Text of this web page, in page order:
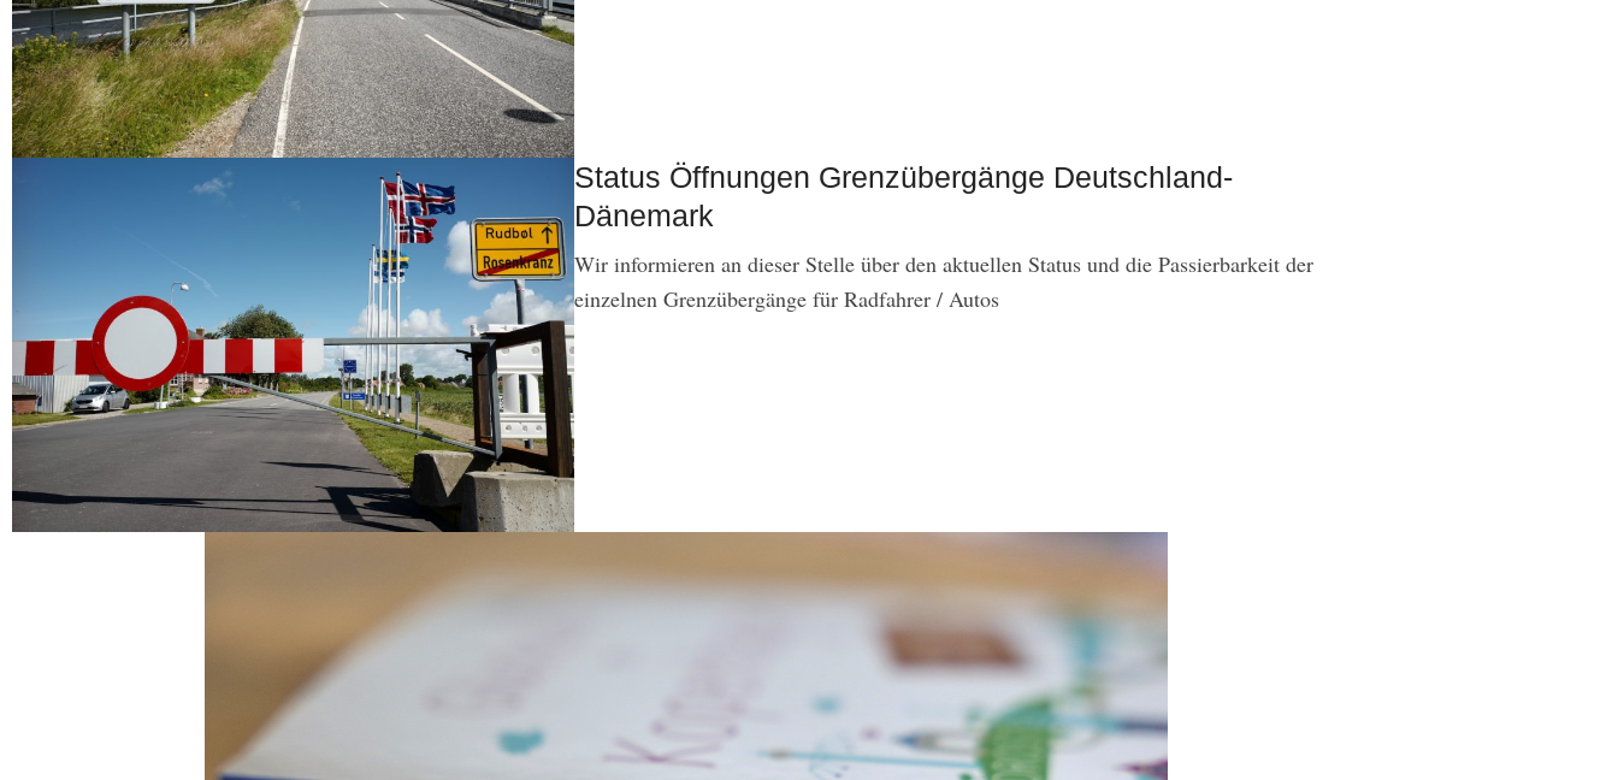
Status Öffnungen Grenzübergänge Deutschland-
Dänemark
Wir informieren an dieser Stelle über den aktuellen Status und die Passierbarkeit der
einzelnen Grenzübergänge für Radfahrer / Autos